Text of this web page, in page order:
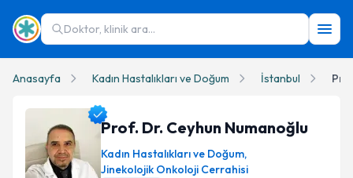
Doktor, klinik ara...
Anasayfa Kadın Hastalıkları ve Doğum İstanbul
Prof. Dr. Ceyhun Numanoğlu
Kadın Hastalıkları ve Doğum,
Jinekolojik Onkoloji Cerrahisi